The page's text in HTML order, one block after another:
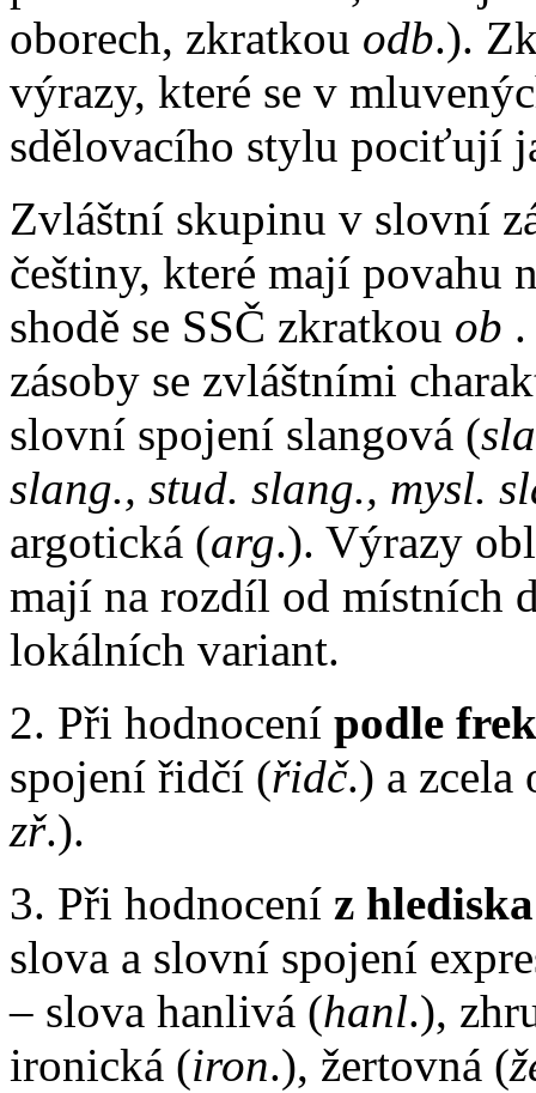
oborech, zkratkou odb.).
výrazy, které se v
sdělovacího stylu pociťují
Zvláštní skupinu v slovní
češtiny, které mají povahu
shodě se SSČ zkratkou ob
zásoby se zvláštními
slovní spojení slangová (
slang., stud. slang., mysl.
argotická (arg.). Výrazy
mají na rozdíl od místních
lokálních variant.
2. Při hodnocení podle
spojení řidčí (řidč.) a zcela
zř.).
3. Při hodnocení z
slova a slovní spojení
– slova hanlivá (hanl.),
ironická (iron.), žertovná (